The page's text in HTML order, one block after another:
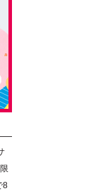
8